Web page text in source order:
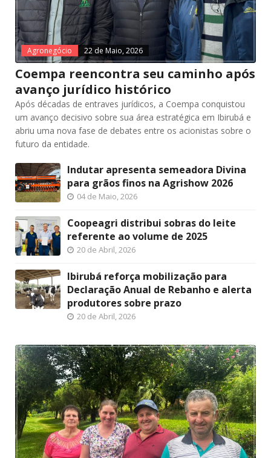
Agronegócio 22 de Maio, 2026
Coempa reencontra seu caminho após
avanço jurídico histórico
Após décadas de entraves jurídicos, a Coempa conquistou
um avanço decisivo sobre sua área estratégica em Ibirubá e
abriu uma nova fase de debates entre os acionistas sobre o
futuro da entidade.
Indutar apresenta semeadora Divina
para grãos finos na Agrishow 2026
04 de Maio, 2026
Coopeagri distribui sobras do leite
referente ao volume de 2025
20 de Abril, 2026
Ibirubá reforça mobilização para
Declaração Anual de Rebanho e alerta
produtores sobre prazo
20 de Abril, 2026